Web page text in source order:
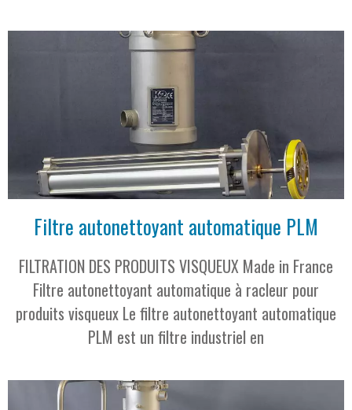
Filtre autonettoyant automatique PLM
FILTRATION DES PRODUITS VISQUEUX Made in France
Filtre autonettoyant automatique à racleur pour
produits visqueux Le filtre autonettoyant automatique
PLM est un filtre industriel en